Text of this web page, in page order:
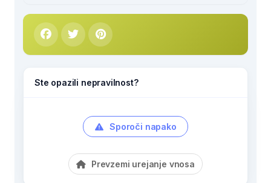
Ste opazili nepravilnost?
Sporoči napako
Prevzemi urejanje vnosa